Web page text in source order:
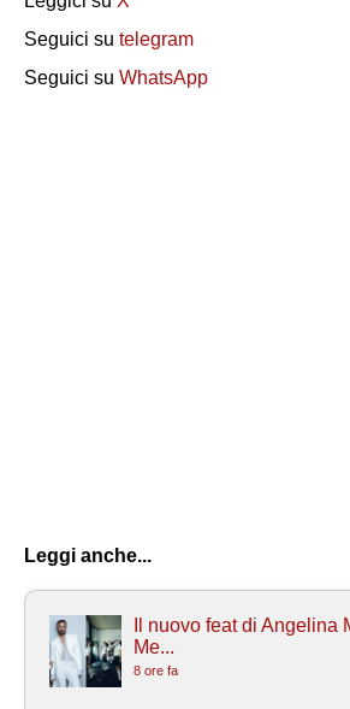
Seguici su telegram
Seguici su WhatsApp
Leggi anche...
Il nuovo feat di Angelina
Me...
8 ore fa